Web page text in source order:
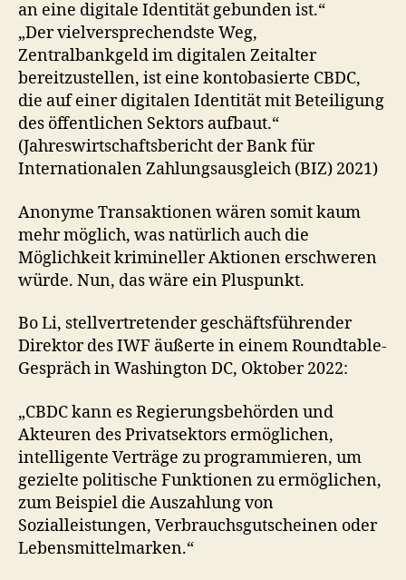
an eine digitale Identität gebunden ist.“
„Der vielversprechendste Weg,
Zentralbankgeld im digitalen Zeitalter
bereitzustellen, ist eine kontobasierte CBDC,
die auf einer digitalen Identität mit Beteiligung
des öffentlichen Sektors aufbaut.“
(Jahreswirtschaftsbericht der Bank für
Internationalen Zahlungsausgleich (BIZ) 2021)
Anonyme Transaktionen wären somit kaum
mehr möglich, was natürlich auch die
Möglichkeit krimineller Aktionen erschweren
würde. Nun, das wäre ein Pluspunkt.
Bo Li, stellvertretender geschäftsführender
Direktor des IWF äußerte in einem Roundtable-
Gespräch in Washington DC, Oktober 2022:
„CBDC kann es Regierungsbehörden und
Akteuren des Privatsektors ermöglichen,
intelligente Verträge zu programmieren, um
gezielte politische Funktionen zu ermöglichen,
zum Beispiel die Auszahlung von
Sozialleistungen, Verbrauchsgutscheinen oder
Lebensmittelmarken.“